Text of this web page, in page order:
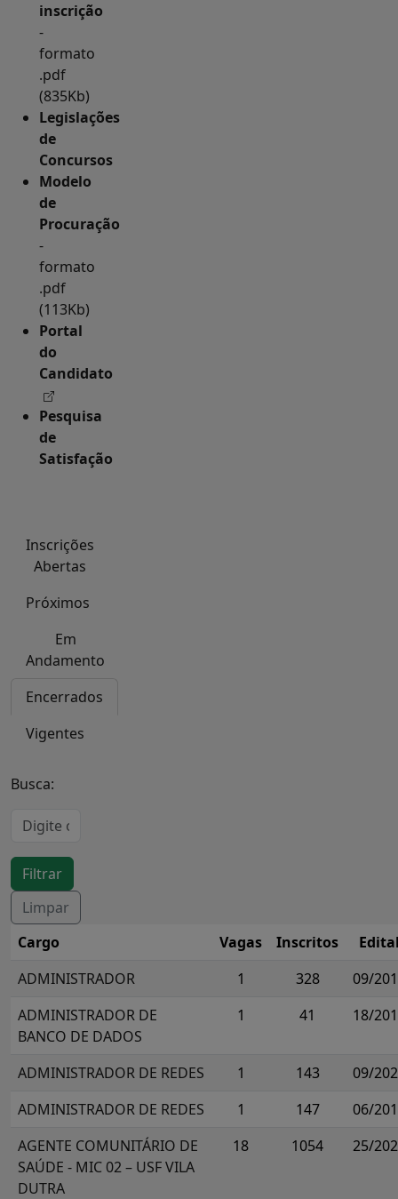
inscrição
-
formato
.pdf
(835Kb)
Legislações
de
Concursos
Modelo
de
Procuração
-
formato
.pdf
(113Kb)
Portal
do
Candidato
Pesquisa
de
Satisfação
Inscrições
Abertas
Próximos
Em
Andamento
Encerrados
Vigentes
Busca:
Cargo Vagas Inscritos
ADMINISTRADOR
1 328
09/
ADMINISTRADOR DE
BANCO DE DADOS
1 41 18/
ADMINISTRADOR DE REDES 1 143
09/
ADMINISTRADOR DE REDES
1 147
06/
AGENTE COMUNITÁRIO DE
SAÚDE - MIC 02 – USF VILA
DUTRA
18 1054 25/